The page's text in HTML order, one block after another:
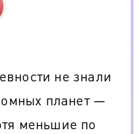
не знали
планет —
меньшие по